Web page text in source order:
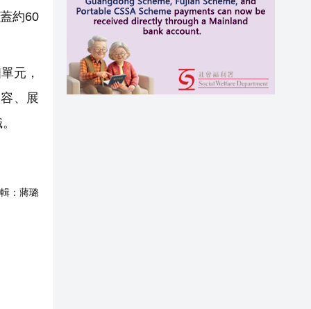
約60
元，
、展
： 蔣璐